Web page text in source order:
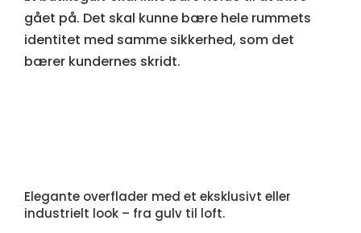
gået på. Det skal kunne bære hele rummets
identitet med samme sikkerhed, som det
bærer kundernes skridt.
Elegante overflader med et eksklusivt eller
industrielt look – fra gulv til loft.